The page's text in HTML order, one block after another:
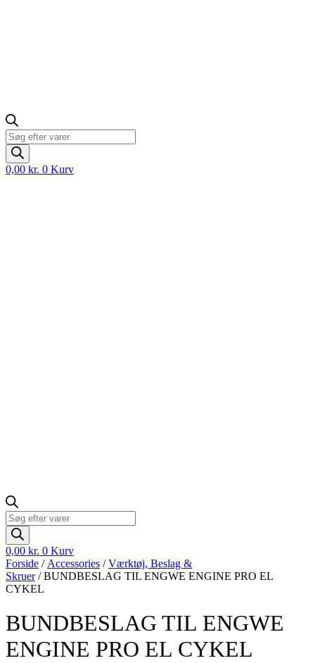
Products
search
0,00 kr. 0 Kurv
Products
search
0,00 kr. 0 Kurv
Forside / Accessories /Værktøj, Beslag &
Skruer/ BUNDBESLAG TIL ENGWE ENGINE PRO EL
CYKEL
BUNDBESLAG TIL ENGWE
ENGINE PRO EL CYKEL